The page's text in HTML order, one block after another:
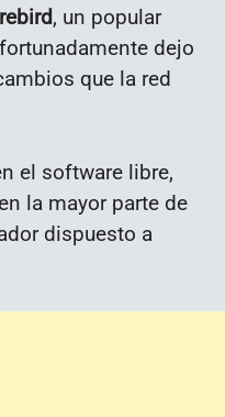
, un popular
dejo
que la red
el software libre,
la mayor parte de
dispuesto a